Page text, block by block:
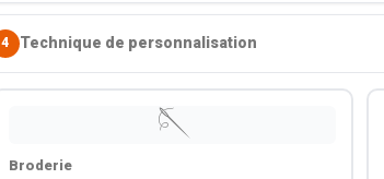
4 Technique de personnalisation
🪡
Broderie